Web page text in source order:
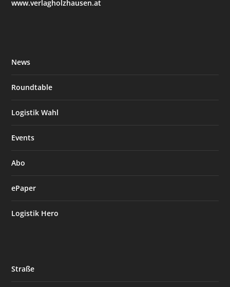
www.verlagholzhausen.at
News
Roundtable
Logistik Wahl
Events
Abo
ePaper
Logistik Hero
Straße